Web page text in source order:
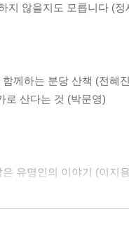
지 않을지도 모릅니다 (정
함께하는 분당 산책 (전혜
로 산다는 것 (박문영)
유명인의 이야기 (이지